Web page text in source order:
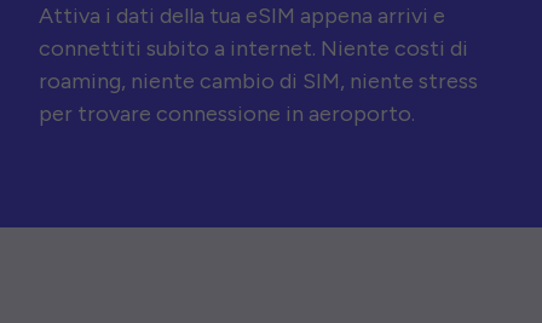
Attiva i dati della tua eSIM appena arrivi e
connettiti subito a internet. Niente costi di
roaming, niente cambio di SIM, niente stress
per trovare connessione in aeroporto.